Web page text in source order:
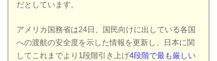
だとしています。
アメリカ国務省は24日、国民向けに出している各国
への渡航の安全度を示した情報を更新し、日本に関
してこれまでより1段階引き上げ4段階で最も厳しい